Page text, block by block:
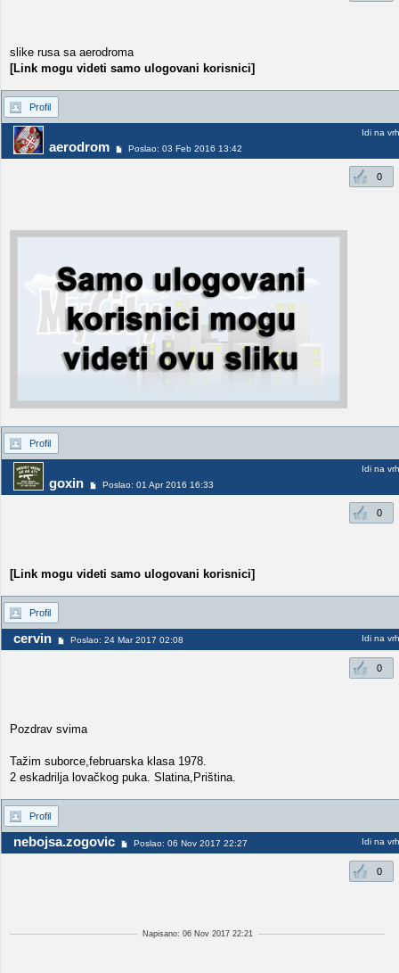
slike rusa sa aerodroma
[Link mogu videti samo ulogovani korisnici]
Profil
aerodrom Poslao: 03 Feb 2016 13:42
Idi na vrh
0
Profil
goxin Poslao: 01 Apr 2016 16:33
Idi na vrh
0
[Link mogu videti samo ulogovani korisnici]
Profil
cervin Poslao: 24 Mar 2017 02:08 Idi na vrh
0
Pozdrav svima
Tažim suborce,februarska klasa 1978.
2 eskadrilja lovačkog puka. Slatina,Priština.
Profil
nebojsa.zogovic Poslao: 06 Nov 2017 22:27 Idi na vrh
0
Napisano: 06 Nov 2017 22:21